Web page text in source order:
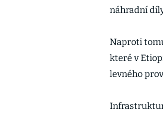
náhradní
Naproti
které v
levného